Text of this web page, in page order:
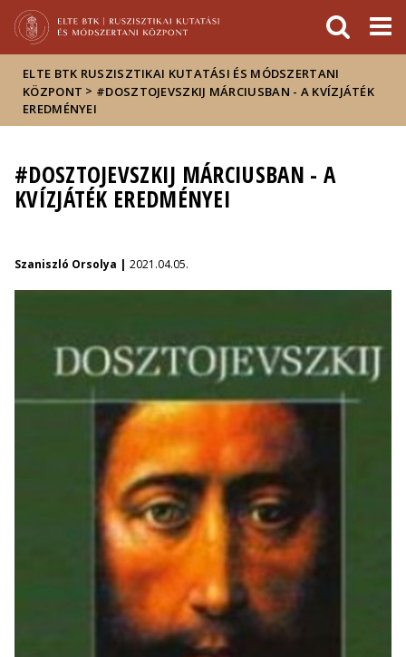
Hírek
Események
ELTE a
sajtóban
ELTE BTK RUSZISZTIKAI KUTATÁSI ÉS MÓDSZERTANI
KÖZPONT > #DOSZTOJEVSZKIJ MÁRCIUSBAN - A KVÍZJÁTÉK
EREDMÉNYEI
#DOSZTOJEVSZKIJ MÁRCIUSBAN - A
KVÍZJÁTÉK EREDMÉNYEI
Szaniszló Orsolya | 2021.04.05.